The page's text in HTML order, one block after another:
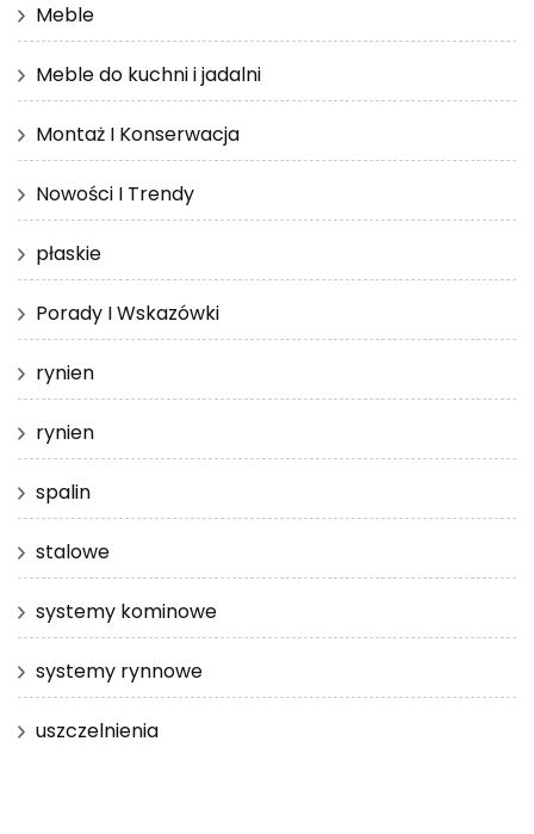
Meble
Meble do kuchni i jadalni
Montaż I Konserwacja
Nowości I Trendy
płaskie
Porady I Wskazówki
rynien
rynien
spalin
stalowe
systemy kominowe
systemy rynnowe
uszczelnienia